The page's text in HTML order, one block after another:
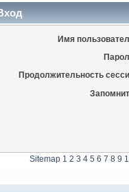
Имя
Продолжительность
Sitemap 1 2 3 4 5 6 7 8 9